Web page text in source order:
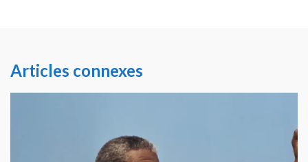
Articles connexes